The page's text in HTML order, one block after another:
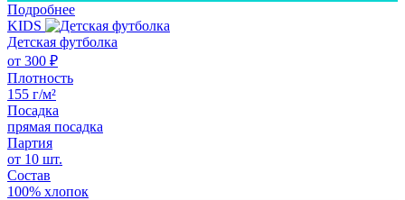
Подробнее
KIDS
Детская футболка
от 300 ₽
Плотность
155 г/м²
Посадка
прямая посадка
Партия
от 10 шт.
Состав
100% хлопок